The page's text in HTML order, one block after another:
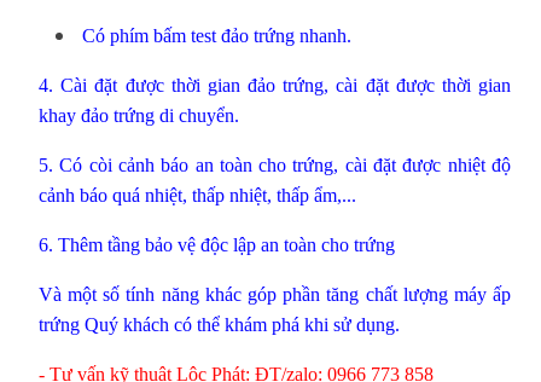
Có phím bấm test đảo trứng nhanh.
4. Cài đặt được thời gian đảo trứng, cài đặt được thời gian
khay đảo trứng di chuyển.
5. Có còi cảnh báo an toàn cho trứng, cài đặt được nhiệt độ
cảnh báo quá nhiệt, thấp nhiệt, thấp ẩm,...
6. Thêm tầng bảo vệ độc lập an toàn cho trứng
Và một số tính năng khác góp phần tăng chất lượng máy ấp
trứng Quý khách có thể khám phá khi sử dụng.
- Tư vấn kỹ thuật Lộc Phát: ĐT/zalo: 0966 773 858